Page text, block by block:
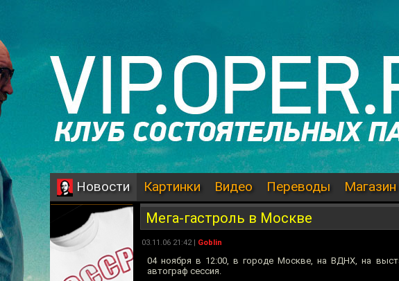
Новости Картинки Видео Переводы Магазин
Мега-гастроль в Москве
03.11.06 21:42 | Goblin
04 ноября в 12:00, в городе Москве, на ВДНХ, на
автограф сессия.